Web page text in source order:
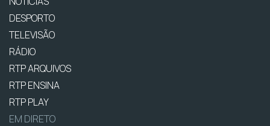
DESPORTO
TELEVISÃO
RÁDIO
RTP ARQUIVOS
RTP ENSINA
RTP PLAY
EM DIRETO